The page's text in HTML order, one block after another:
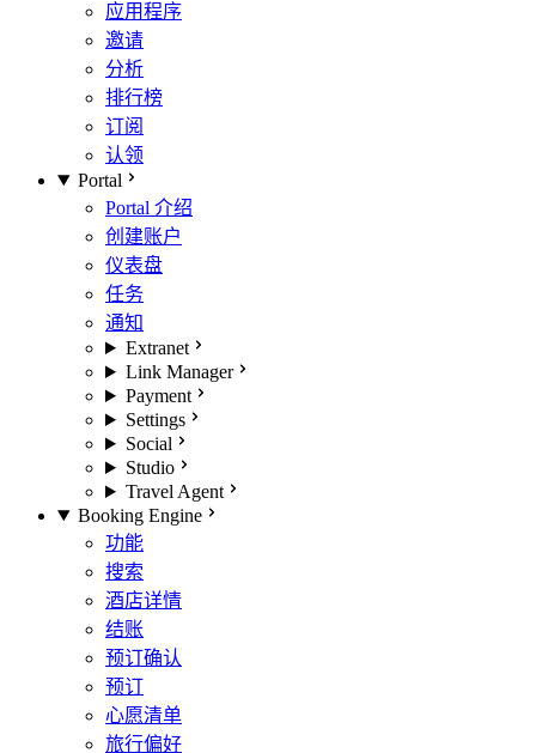
应用程序
邀请
分析
排行榜
订阅
认领
Portal
Portal 介绍
创建账户
仪表盘
任务
通知
Extranet
Link Manager
Payment
Settings
Social
Studio
Travel Agent
Booking Engine
功能
搜索
酒店详情
结账
预订确认
预订
心愿清单
旅行偏好